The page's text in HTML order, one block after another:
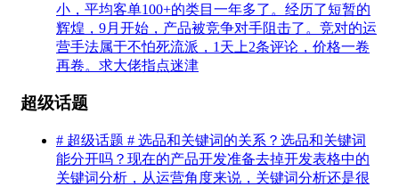
小，平均客单100+的类目一年多了。经历了短暂的
辉煌，9月开始，产品被竞争对手阻击了。竞对的运
营手法属于不怕死流派，1天上2条评论，价格一卷
再卷。求大佬指点迷津
超级话题
# 超级话题 # 选品和关键词的关系？选品和关键词
能分开吗？现在的产品开发准备去掉开发表格中的
关键词分析，从运营角度来说，关键词分析还是很